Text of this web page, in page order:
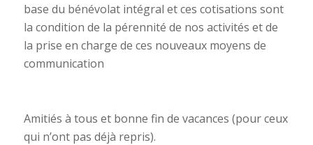
base du bénévolat intégral et ces cotisations sont
la condition de la pérennité de nos activités et de
la prise en charge de ces nouveaux moyens de
communication
Amitiés à tous et bonne fin de vacances (pour ceux
qui n’ont pas déjà repris).